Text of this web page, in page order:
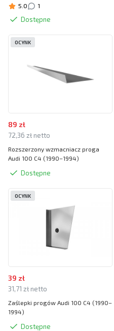
5.0
1
Dostępne
89 zł
72,36 zł netto
Rozszerzony wzmacniacz proga
Audi 100 C4 (1990–1994)
Dostępne
OCYNK
39 zł
31,71 zł netto
Zaślepki progów Audi 100 C4 (1990–
1994)
Dostępne
OCYNK